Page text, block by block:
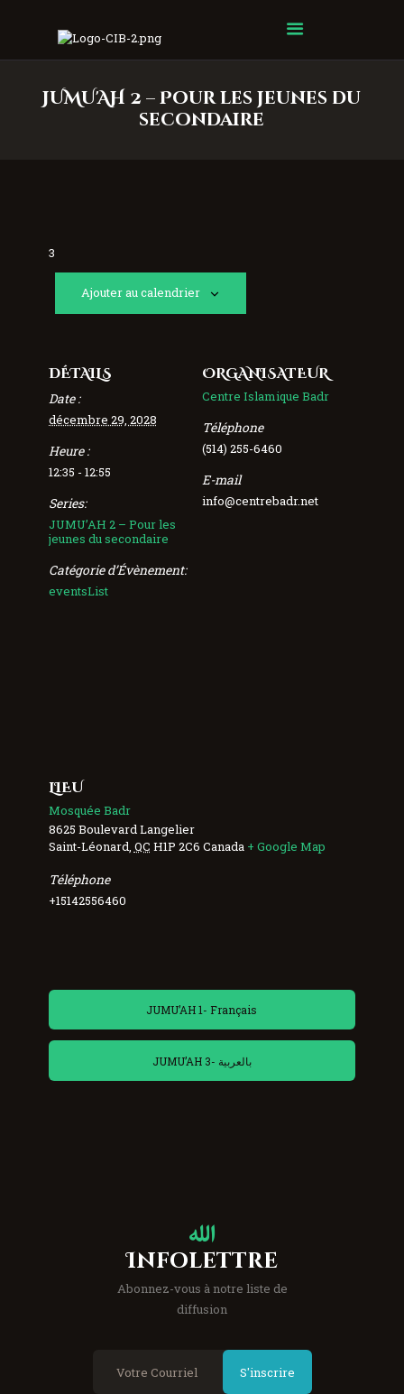
JUMU'AH 2 – Pour les jeunes du
secondaire
Centre Islamique Badr
3
Ajouter au calendrier
DÉTAILS
Date :
décembre 29, 2028
Heure :
12:35 - 12:55
Series:
JUMU’AH 2 – Pour les
jeunes du secondaire
Catégorie d’Évènement:
eventsList
ORGANISATEUR
Centre Islamique Badr
Téléphone
(514) 255-6460
E-mail
info@centrebadr.net
LIEU
Mosquée Badr
8625 Boulevard Langelier
Saint-Léonard QC H1P 2C6 Canada + Google Map
Téléphone
+15142556460
JUMU’AH 1- Français
JUMU’AH 3- بالعربية
Infolettre
Abonnez-vous à notre liste de
diffusion
S'inscrire